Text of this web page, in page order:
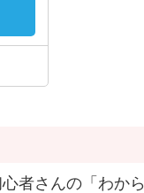
者さんの「わから